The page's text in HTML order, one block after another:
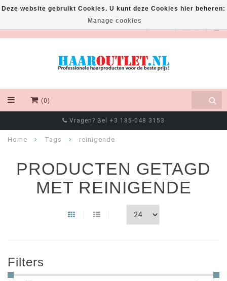
EUR
(0)
Vragen? Bel +3.185-048 3153
Home Tags reinigende
PRODUCTEN GETAGD
MET REINIGENDE
Filters
Deze website gebruikt Cookies. U kunt deze Cookies hier beheren:
Manage cookies